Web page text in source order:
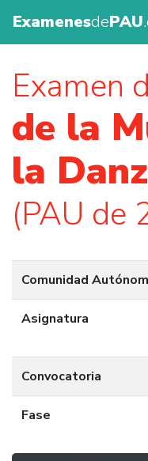
ExamenesdePAU
Examen
de la
la
(PAU de
Comunidad
Asignatura
Convocatoria
Fase